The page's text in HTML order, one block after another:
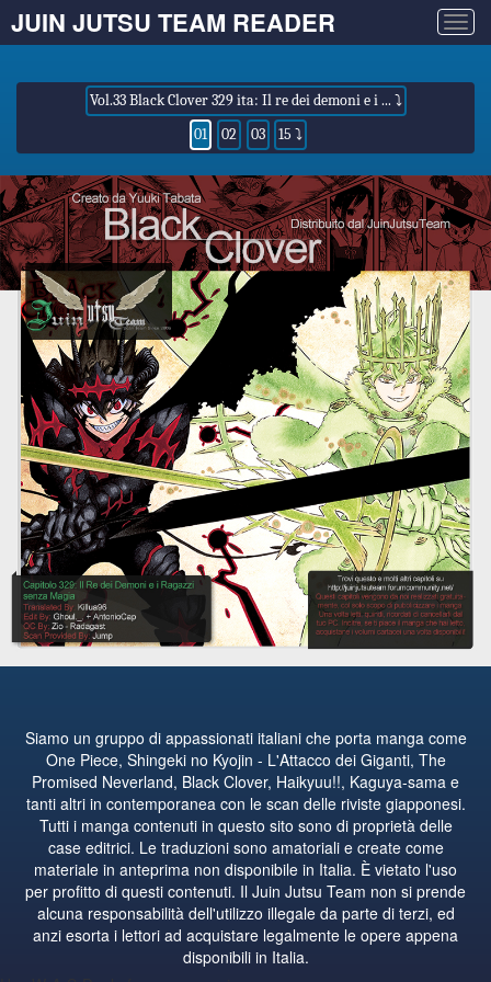
JUIN JUTSU TEAM READER
Vol.33 Black Clover 329 ita: Il re dei demoni e i ... ⤵
01
02 03 15 ⤵
Siamo un gruppo di appassionati italiani che porta manga come
One Piece, Shingeki no Kyojin - L'Attacco dei Giganti, The
Promised Neverland, Black Clover, Haikyuu!!, Kaguya-sama e
tanti altri in contemporanea con le scan delle riviste giapponesi.
Tutti i manga contenuti in questo sito sono di proprietà delle
case editrici. Le traduzioni sono amatoriali e create come
materiale in anteprima non disponibile in Italia. È vietato l'uso
per profitto di questi contenuti. Il Juin Jutsu Team non si prende
alcuna responsabilità dell'utilizzo illegale da parte di terzi, ed
anzi esorta i lettori ad acquistare legalmente le opere appena
disponibili in Italia.